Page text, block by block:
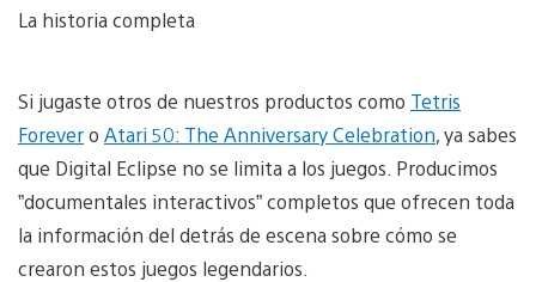
La historia completa
Si jugaste otros de nuestros productos como Tetris
Forevero Atari 50: The Anniversary Celebration, ya sabes
que Digital Eclipse no se limita a los juegos. Producimos
”documentales interactivos” completos que ofrecen toda
la información del detrás de escena sobre cómo se
crearon estos juegos legendarios.